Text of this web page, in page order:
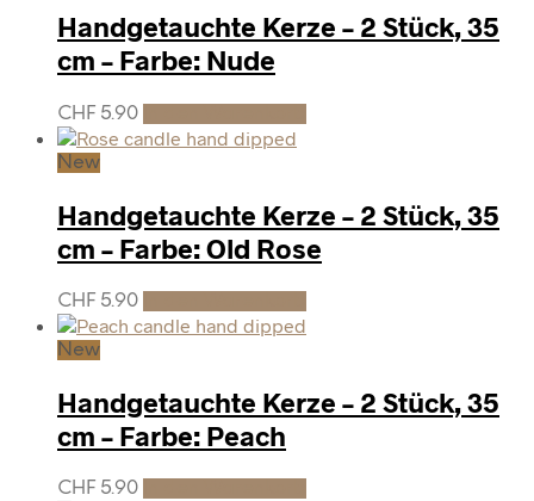
Handgetauchte Kerze – 2 Stück, 35
cm – Farbe: Nude
CHF 5.90
New
Handgetauchte Kerze – 2 Stück, 35
cm – Farbe: Old Rose
CHF 5.90
New
Handgetauchte Kerze – 2 Stück, 35
cm – Farbe: Peach
CHF 5.90